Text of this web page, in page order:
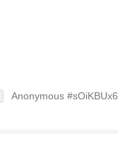
Anonymous #sOiKBUx6